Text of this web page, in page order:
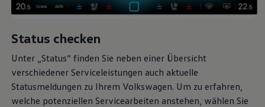
Status checken
Unter „Status“ finden Sie neben einer Übersicht
verschiedener Serviceleistungen auch aktuelle
Statusmeldungen zu Ihrem Volkswagen. Um zu erfahren,
welche potenziellen Servicearbeiten anstehen, wählen Sie